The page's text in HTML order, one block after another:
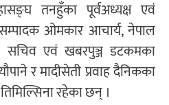
तनहुँका पूर्वअध्यक्ष एवं
ओमकार आचार्य, नेपाल
सचिव एवं खबरपुञ्ज डटकमका
र मादीसेती प्रवाह दैनिकका
रहेका छन् ।